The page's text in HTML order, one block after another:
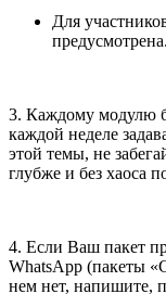
Для
предусмотрена.
3. Каждому модулю
каждой неделе
этой темы, не
глубже и без хаоса
4. Если Ваш пакет
WhatsApp (пакеты
нем нет, напишите,